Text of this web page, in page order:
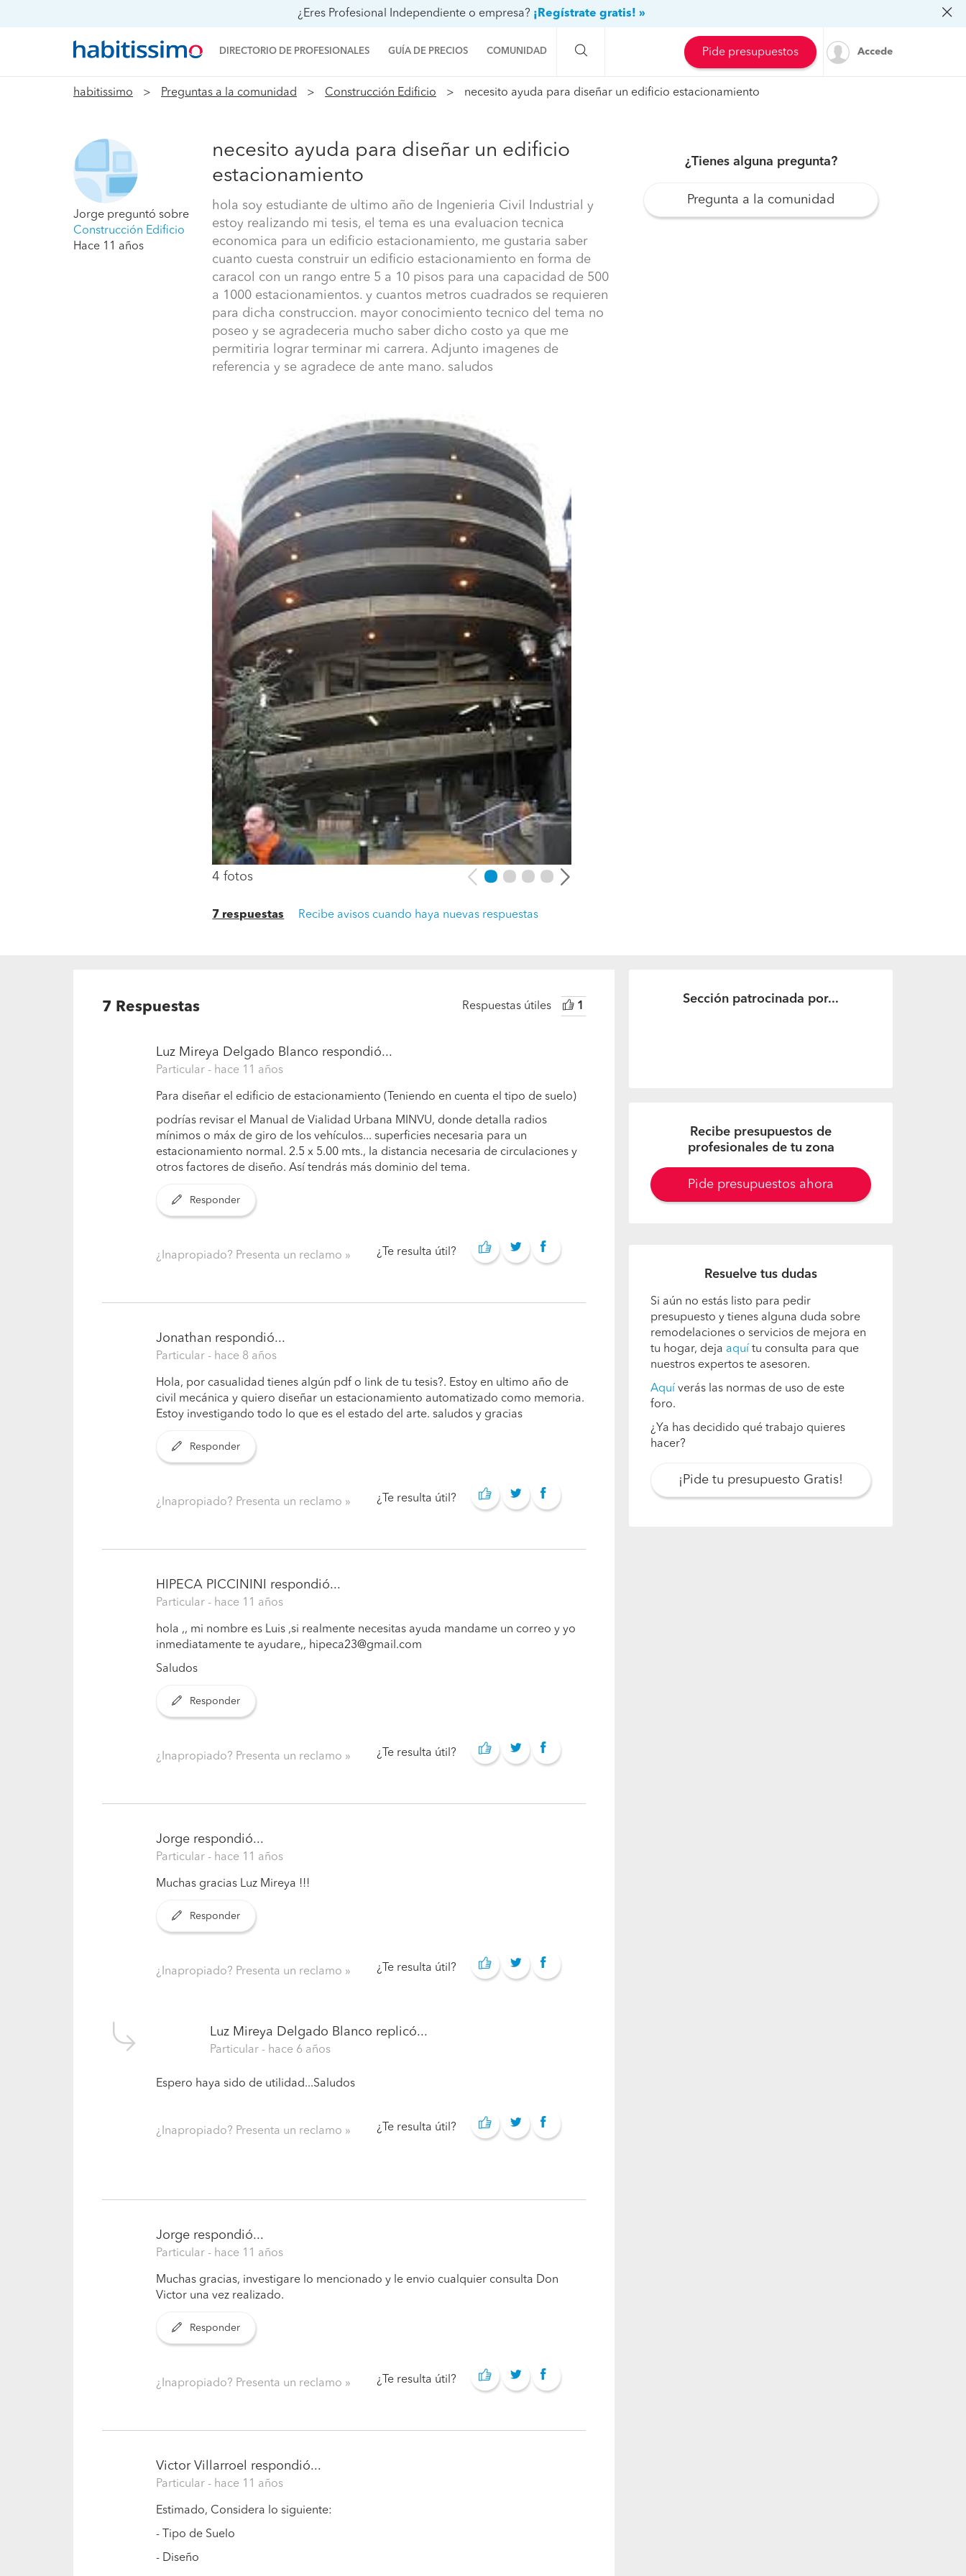
¿Eres Profesional Independiente o empresa? ¡Regístrate gratis! »
DIRECTORIO DE PROFESIONALES GUÍA DE PRECIOS COMUNIDAD
Preguntas a la comunidad
Procenter
Pide presupuestos Accede
habitissimo Preguntas a la comunidad Construcción Edificio necesito ayuda para diseñar un edificio estacionamiento
Jorge preguntó sobre
Construcción Edificio
Hace 11 años
necesito ayuda para diseñar un edificio
estacionamiento
hola soy estudiante de ultimo año de Ingenieria Civil Industrial y
estoy realizando mi tesis, el tema es una evaluacion tecnica
economica para un edificio estacionamiento, me gustaria saber
cuanto cuesta construir un edificio estacionamiento en forma de
caracol con un rango entre 5 a 10 pisos para una capacidad de 500
a 1000 estacionamientos. y cuantos metros cuadrados se requieren
para dicha construccion. mayor conocimiento tecnico del tema no
poseo y se agradeceria mucho saber dicho costo ya que me
permitiria lograr terminar mi carrera. Adjunto imagenes de
referencia y se agradece de ante mano. saludos
4 fotos
7 respuestas Recibe avisos cuando haya nuevas respuestas
¿Tienes alguna pregunta?
Pregunta a la comunidad
7 Respuestas Respuestas útiles 1
Luz Mireya Delgado Blanco respondió...
Particular - hace 11 años
Para diseñar el edificio de estacionamiento (Teniendo en cuenta el tipo de suelo)
podrías revisar el Manual de Vialidad Urbana MINVU, donde detalla radios
mínimos o máx de giro de los vehículos... superficies necesaria para un
estacionamiento normal. 2.5 x 5.00 mts., la distancia necesaria de circulaciones y
otros factores de diseño. Así tendrás más dominio del tema.
Responder
¿Inapropiado? Presenta un reclamo ¿Te resulta útil?
Jonathan respondió...
Particular - hace 8 años
Hola, por casualidad tienes algún pdf o link de tu tesis?. Estoy en ultimo año de
civil mecánica y quiero diseñar un estacionamiento automatizado como memoria.
Estoy investigando todo lo que es el estado del arte. saludos y gracias
Responder
¿Inapropiado? Presenta un reclamo ¿Te resulta útil?
HIPECA PICCININI respondió...
Particular - hace 11 años
hola ,, mi nombre es Luis ,si realmente necesitas ayuda mandame un correo y yo
inmediatamente te ayudare,, hipeca23@gmail.com
Saludos
Responder
¿Inapropiado? Presenta un reclamo ¿Te resulta útil?
Jorge respondió...
Particular - hace 11 años
Muchas gracias Luz Mireya !!!
Responder
¿Inapropiado? Presenta un reclamo ¿Te resulta útil?
Luz Mireya Delgado Blanco replicó...
Particular - hace 6 años
Espero haya sido de utilidad...Saludos
¿Inapropiado? Presenta un reclamo ¿Te resulta útil?
Jorge respondió...
Particular - hace 11 años
Muchas gracias, investigare lo mencionado y le envio cualquier consulta Don
Victor una vez realizado.
Responder
¿Inapropiado? Presenta un reclamo ¿Te resulta útil?
Victor Villarroel respondió...
Particular - hace 11 años
Estimado, Considera lo siguiente:
- Tipo de Suelo
- Diseño
Sección patrocinada por...
Recibe presupuestos de
profesionales de tu zona
Pide presupuestos ahora
Resuelve tus dudas
Si aún no estás listo para pedir
presupuesto y tienes alguna duda sobre
remodelaciones o servicios de mejora en
tu hogar, deja aquí tu consulta para que
nuestros expertos te asesoren.
Aquí verás las normas de uso de este
foro.
¿Ya has decidido qué trabajo quieres
hacer?
¡Pide tu presupuesto Gratis!